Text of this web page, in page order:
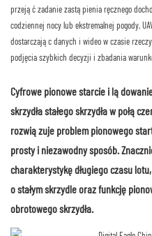
przejąć zadanie zastąpienia ręcznego
codziennej nocy lub ekstremalnej pogody,
dostarczając danych i wideo w czasie
podjęcia szybkich decyzji i zbadania
Cyfrowe pionowe starcie i
skrzydła stałego skrzydła w
rozwiązuje problem pionowego
prosty i niezawodny sposób.
charakterystykę długiego czasu
o stałym skrzydle oraz funkcję
obrotowego skrzydła.